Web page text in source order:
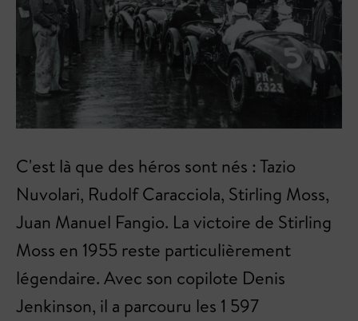
C'est là que des héros sont nés : Tazio
Nuvolari, Rudolf Caracciola, Stirling Moss,
Juan Manuel Fangio. La victoire de Stirling
Moss en 1955 reste particulièrement
légendaire. Avec son copilote Denis
Jenkinson, il a parcouru les 1 597